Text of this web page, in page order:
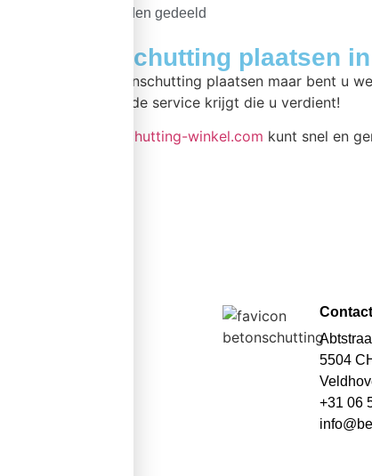
Voorijkosten worden gedeeld
Zelf betonschutting plaatsen
Wilt u zelf een betonschutting plaatsen maar bent u
weet u zeker dat u de service krijgt die u verdient!
schutting-winkel.com kunt snel en
Contact
5504
+31 06